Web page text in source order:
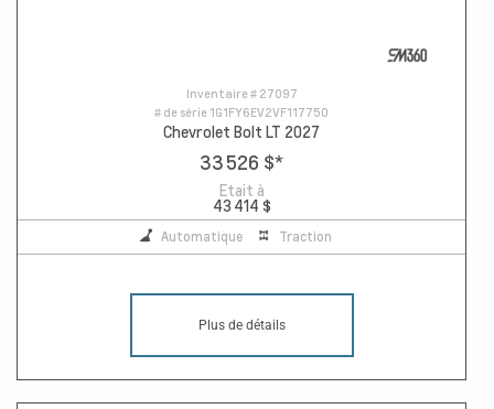
Inventaire # 27097
# de série 1G1FY6EV2VF117750
Chevrolet Bolt LT 2027
33 526 $*
Etait à
43 414 $
Automatique Traction
Plus de détails